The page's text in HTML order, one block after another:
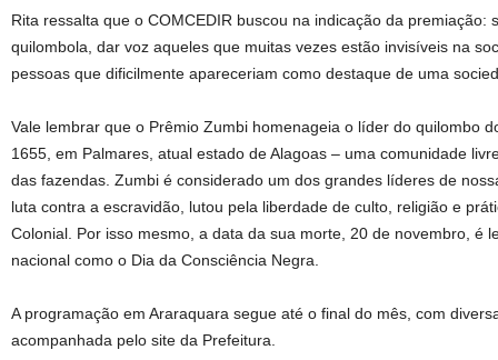
Rita ressalta que o COMCEDIR buscou na indicação da premiação:
quilombola, dar voz aqueles que muitas vezes estão invisíveis na
pessoas que dificilmente apareceriam como destaque de uma
Vale lembrar que o Prêmio Zumbi homenageia o líder do quilombo
1655, em Palmares, atual estado de Alagoas – uma comunidade
das fazendas. Zumbi é considerado um dos grandes líderes de
luta contra a escravidão, lutou pela liberdade de culto, religião e
Colonial. Por isso mesmo, a data da sua morte, 20 de novembro, é
nacional como o Dia da Consciência Negra.
A programação em Araraquara segue até o final do mês, com
acompanhada pelo site da Prefeitura.